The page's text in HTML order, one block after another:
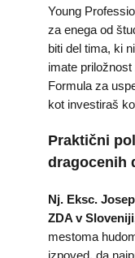
Young
za enega od
biti del tima, ki
imate
Formula za
kot investiraš
Praktični
dragocenih
Nj. Eksc.
ZDA v
mestoma
izpoved, da